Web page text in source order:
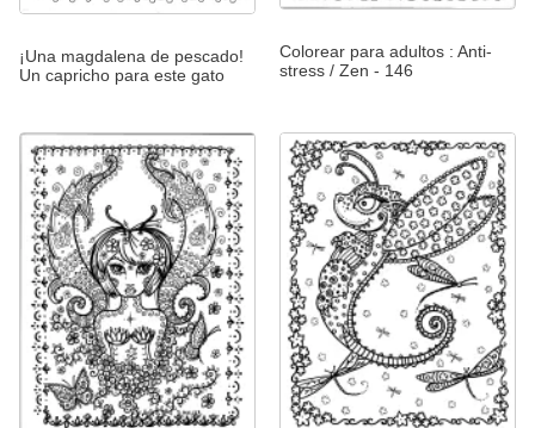
¡Una magdalena de pescado!
Un capricho para este gato
Colorear para adultos : Anti-
stress / Zen - 146